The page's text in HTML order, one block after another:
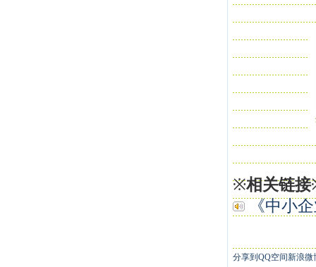
※相关链接
《中小
分享到 QQ空间新浪微